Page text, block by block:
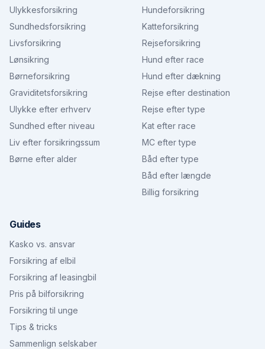
Ulykkesforsikring
Sundhedsforsikring
Livsforsikring
Lønsikring
Børneforsikring
Graviditetsforsikring
Ulykke efter erhverv
Sundhed efter niveau
Liv efter forsikringssum
Børne efter alder
Hundeforsikring
Katteforsikring
Rejseforsikring
Hund efter race
Hund efter dækning
Rejse efter destination
Rejse efter type
Kat efter race
MC efter type
Båd efter type
Båd efter længde
Billig forsikring
Guides
Kasko vs. ansvar
Forsikring af elbil
Forsikring af leasingbil
Pris på bilforsikring
Forsikring til unge
Tips & tricks
Sammenlign selskaber